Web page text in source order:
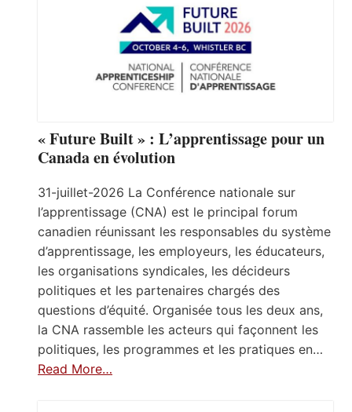
« Future Built » : L’apprentissage pour un
Canada en évolution
31-juillet-2026 La Conférence nationale sur
l’apprentissage (CNA) est le principal forum
canadien réunissant les responsables du système
d’apprentissage, les employeurs, les éducateurs,
les organisations syndicales, les décideurs
politiques et les partenaires chargés des
questions d’équité. Organisée tous les deux ans,
la CNA rassemble les acteurs qui façonnent les
politiques, les programmes et les pratiques en…
Read More…